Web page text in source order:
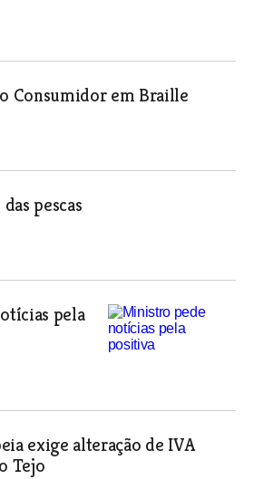
Consumidor em Braille
pescas
pela
exige alteração de IVA
Tejo